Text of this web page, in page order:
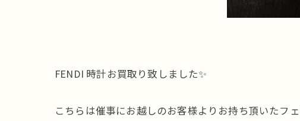
FENDI 時計お買取り致しました✨
こちらは催事にお越しのお客様よりお持ち頂いたフ